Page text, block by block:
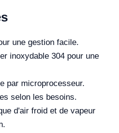
une gestion facile.
inoxydable 304 pour une
par microprocesseur.
selon les besoins.
d'air froid et de vapeur